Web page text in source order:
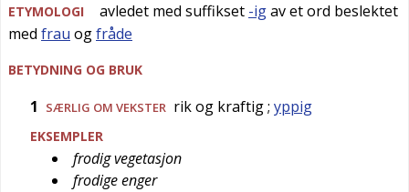
ETYMOLOGI avledet med suffikset -igav et ord beslektet
med frau ogfråde
BETYDNING OG BRUK
1 SÆRLIG OM VEKSTER rik og kraftig; yppig
EKSEMPLER
frodig vegetasjon
frodige enger